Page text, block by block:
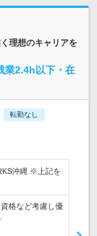
理想のキャリアを
業2.4h以下・在
転勤なし
沖縄 ※上記を
格など考慮し優